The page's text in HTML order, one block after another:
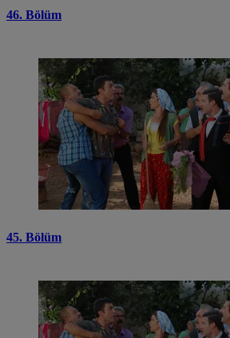
46. Bölüm
45. Bölüm